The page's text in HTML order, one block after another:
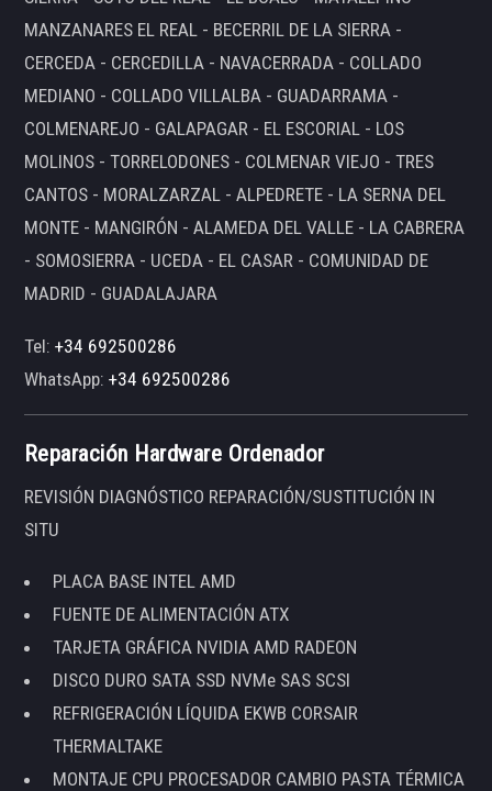
MANZANARES EL REAL - BECERRIL DE LA SIERRA -
CERCEDA - CERCEDILLA - NAVACERRADA - COLLADO
MEDIANO - COLLADO VILLALBA - GUADARRAMA -
COLMENAREJO - GALAPAGAR - EL ESCORIAL - LOS
MOLINOS - TORRELODONES - COLMENAR VIEJO - TRES
CANTOS - MORALZARZAL - ALPEDRETE - LA SERNA DEL
MONTE - MANGIRÓN - ALAMEDA DEL VALLE - LA CABRERA
- SOMOSIERRA - UCEDA - EL CASAR - COMUNIDAD DE
MADRID - GUADALAJARA
Tel:+34 692500286
WhatsApp:+34 692500286
Reparación Hardware Ordenador
REVISIÓN DIAGNÓSTICO REPARACIÓN/SUSTITUCIÓN IN
SITU
PLACA BASE INTEL AMD
FUENTE DE ALIMENTACIÓN ATX
TARJETA GRÁFICA NVIDIA AMD RADEON
DISCO DURO SATA SSD NVMe SAS SCSI
REFRIGERACIÓN LÍQUIDA EKWB CORSAIR
THERMALTAKE
MONTAJE CPU PROCESADOR CAMBIO PASTA TÉRMICA